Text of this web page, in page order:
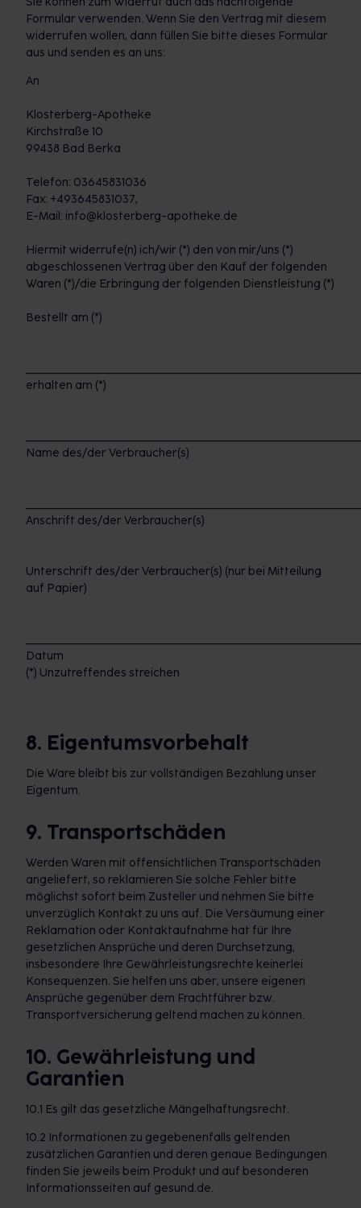
Formular verwenden. Wenn Sie den Vertrag mit diesem
widerrufen wollen, dann füllen Sie bitte dieses Formular
aus und senden es an uns:
An
Klosterberg-Apotheke
Kirchstraße 10
99438 Bad Berka
Telefon: 03645831036
Fax: +493645831037,
E-Mail: info@klosterberg-apotheke.de
Hiermit widerrufe(n) ich/wir (*) den von mir/uns (*)
abgeschlossenen Vertrag über den Kauf der folgenden
Waren (*)/die Erbringung der folgenden Dienstleistung (*)
Bestellt am (*)
erhalten am (*)
Name des/der Verbraucher(s)
Anschrift des/der Verbraucher(s)
Unterschrift des/der Verbraucher(s) (nur bei Mitteilung
auf Papier)
Datum
(*) Unzutreffendes streichen
8. Eigentumsvorbehalt
Die Ware bleibt bis zur vollständigen Bezahlung unser
Eigentum.
9. Transportschäden
Werden Waren mit offensichtlichen Transportschäden
angeliefert, so reklamieren Sie solche Fehler bitte
möglichst sofort beim Zusteller und nehmen Sie bitte
unverzüglich Kontakt zu uns auf. Die Versäumung einer
Reklamation oder Kontaktaufnahme hat für Ihre
gesetzlichen Ansprüche und deren Durchsetzung,
insbesondere Ihre Gewährleistungsrechte keinerlei
Konsequenzen. Sie helfen uns aber, unsere eigenen
Ansprüche gegenüber dem Frachtführer bzw.
Transportversicherung geltend machen zu können.
10. Gewährleistung und
Garantien
10.1 Es gilt das gesetzliche Mängelhaftungsrecht.
10.2 Informationen zu gegebenenfalls geltenden
zusätzlichen Garantien und deren genaue Bedingungen
finden Sie jeweils beim Produkt und auf besonderen
Informationsseiten auf gesund.de.